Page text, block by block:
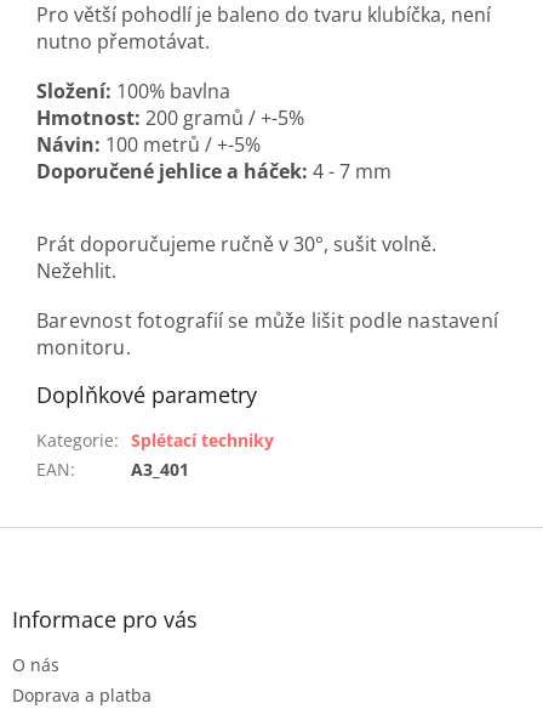
Pro větší pohodlí je baleno do tvaru klubíčka, není
nutno přemotávat.
Složení: 100% bavlna
Hmotnost: 200 gramů / +-5%
Návin: 100 metrů / +-5%
Doporučené jehlice a háček: 4 - 7 mm
Prát doporučujeme ručně v 30°, sušit volně.
Nežehlit.
Barevnost fotografií se může lišit podle nastavení
monitoru.
Doplňkové parametry
Kategorie: Splétací techniky
EAN: A3_401
Z
Informace pro vás
O nás
Doprava a platba